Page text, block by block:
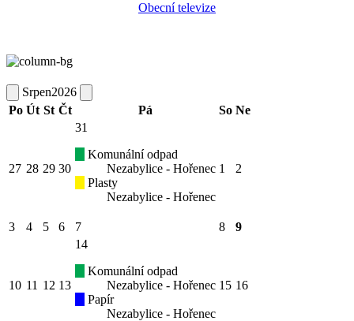
Obecní televize
Srpen2026
Po Út St Čt Pá So Ne
27 28 29 30
31
Komunální odpad
Nezabylice - Hořenec
Plasty
Nezabylice - Hořenec
1 2
3 4 5 6 7 8 9
10 11 12 13
14
Komunální odpad
Nezabylice - Hořenec
Papír
Nezabylice - Hořenec
15 16